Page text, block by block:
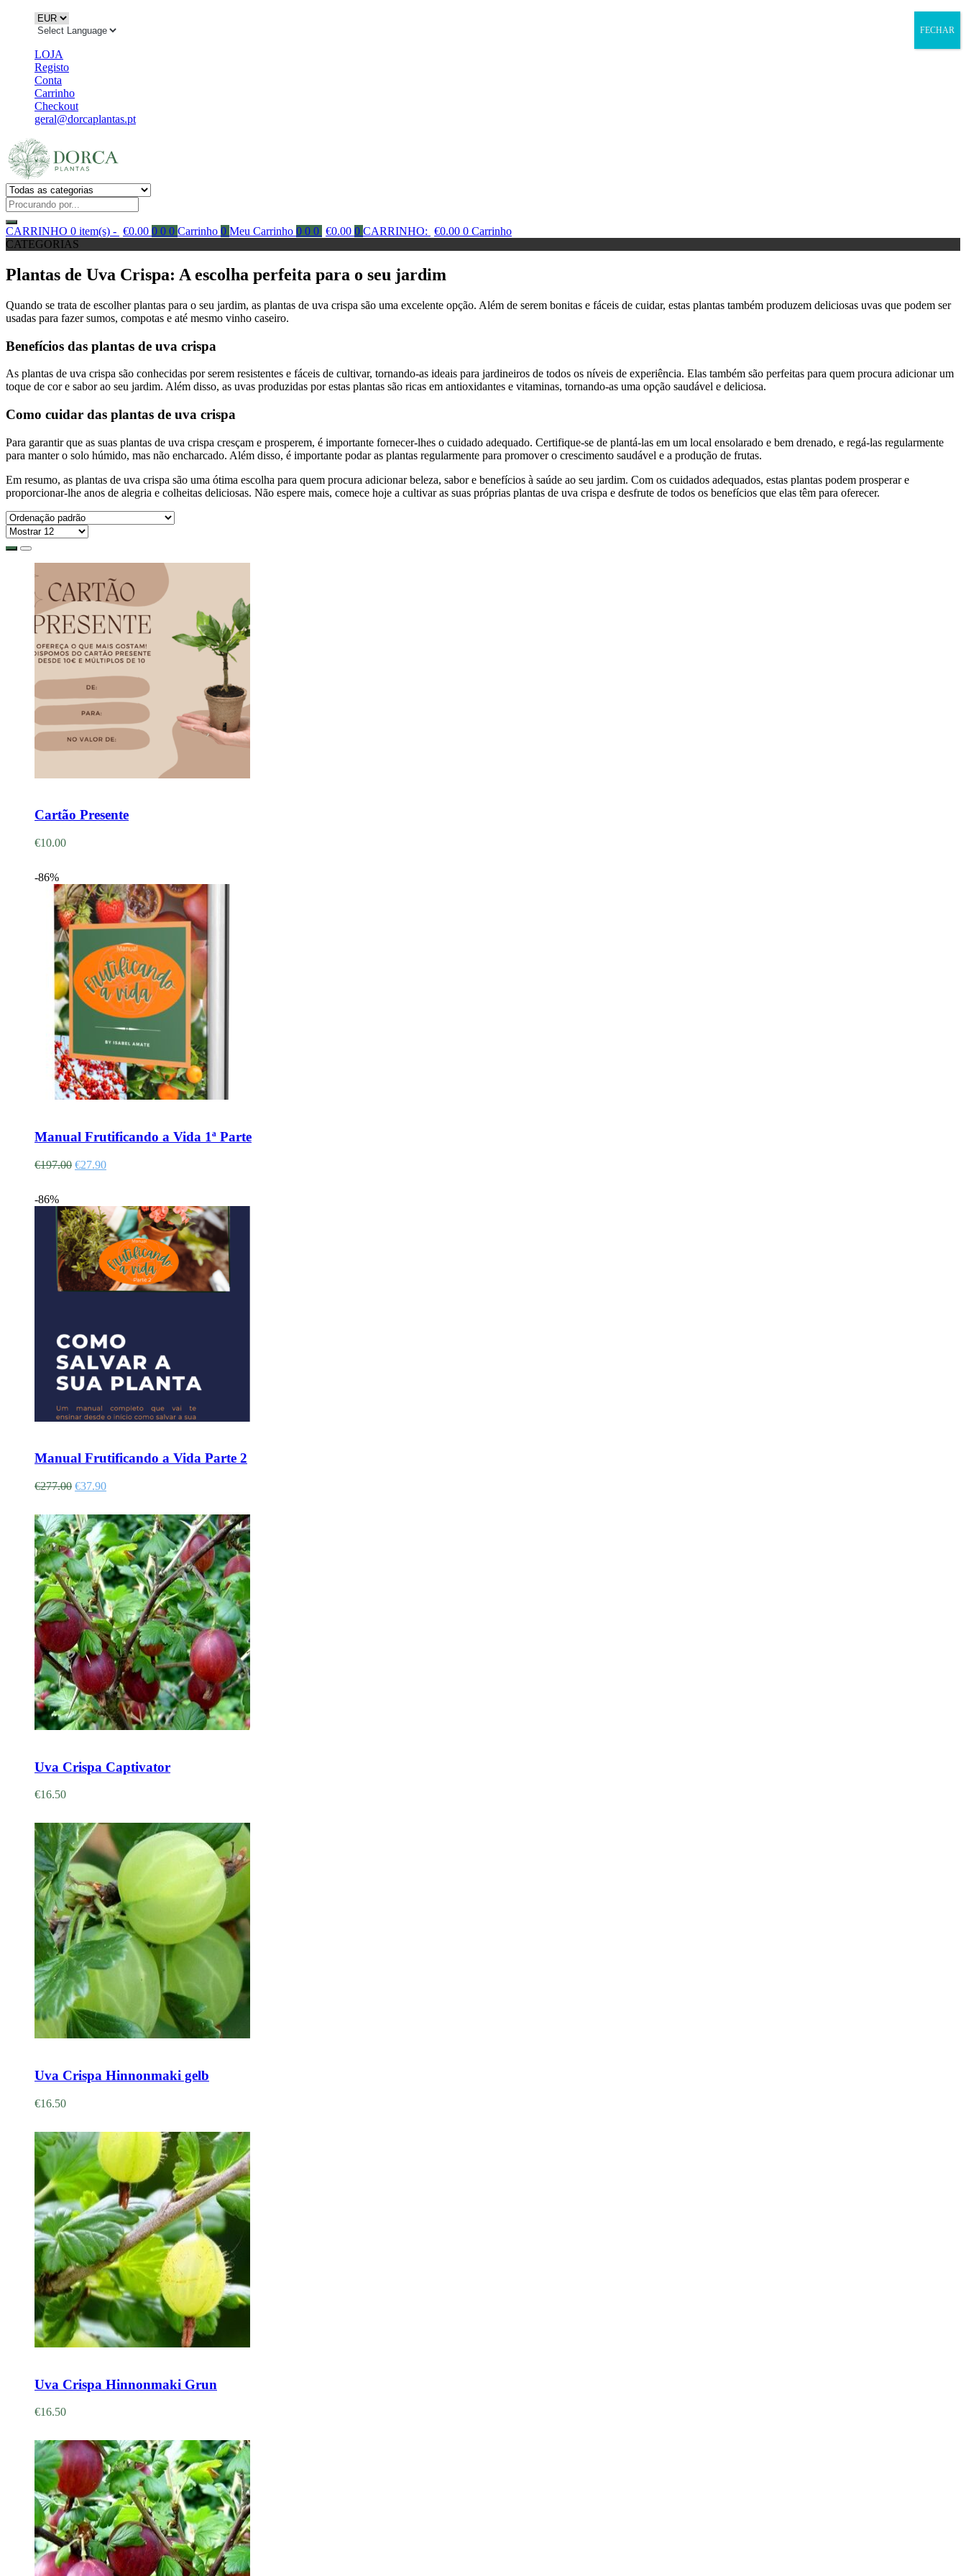
LOJA
Registo
Conta
Carrinho
Checkout
geral@dorcaplantas.pt
CARRINHO 0 item(s) - €0.00 0 0 0 Carrinho 0 Meu Carrinho 0 0 0 €0.00 0 CARRINHO: €0.00 0 Carrinho
CATEGORIAS
Plantas de Uva Crispa: A escolha perfeita para o seu jardim
Quando se trata de escolher plantas para o seu jardim, as plantas de uva crispa são uma excelente opção. Além de serem bonitas e fáceis de cuidar, estas plantas também produzem deliciosas uvas que podem ser
usadas para fazer sumos, compotas e até mesmo vinho caseiro.
Benefícios das plantas de uva crispa
As plantas de uva crispa são conhecidas por serem resistentes e fáceis de cultivar, tornando-as ideais para jardineiros de todos os níveis de experiência. Elas também são perfeitas para quem procura adicionar um
toque de cor e sabor ao seu jardim. Além disso, as uvas produzidas por estas plantas são ricas em antioxidantes e vitaminas, tornando-as uma opção saudável e deliciosa.
Como cuidar das plantas de uva crispa
Para garantir que as suas plantas de uva crispa cresçam e prosperem, é importante fornecer-lhes o cuidado adequado. Certifique-se de plantá-las em um local ensolarado e bem drenado, e regá-las regularmente
para manter o solo húmido, mas não encharcado. Além disso, é importante podar as plantas regularmente para promover o crescimento saudável e a produção de frutas.
Em resumo, as plantas de uva crispa são uma ótima escolha para quem procura adicionar beleza, sabor e benefícios à saúde ao seu jardim. Com os cuidados adequados, estas plantas podem prosperar e
proporcionar-lhe anos de alegria e colheitas deliciosas. Não espere mais, comece hoje a cultivar as suas próprias plantas de uva crispa e desfrute de todos os benefícios que elas têm para oferecer.
Cartão Presente
€10.00
-86%
Manual Frutificando a Vida 1ª Parte
€197.00 €27.90
-86%
Manual Frutificando a Vida Parte 2
€277.00 €37.90
Uva Crispa Captivator
€16.50
Uva Crispa Hinnonmaki gelb
€16.50
Uva Crispa Hinnonmaki Grun
€16.50
FECHAR